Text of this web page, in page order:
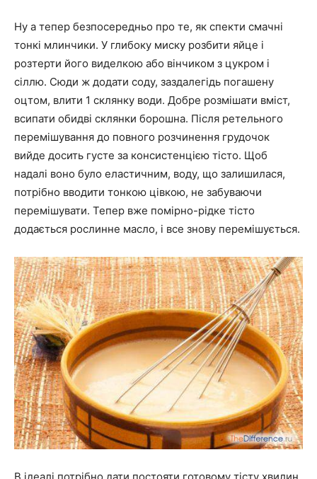
Ну а тепер безпосередньо про те, як спекти смачні
тонкі млинчики. У глибоку миску розбити яйце і
розтерти його виделкою або вінчиком з цукром і
сіллю. Сюди ж додати соду, заздалегідь погашену
оцтом, влити 1 склянку води. Добре розмішати вміст,
всипати обидві склянки борошна. Після ретельного
перемішування до повного розчинення грудочок
вийде досить густе за консистенцією тісто. Щоб
надалі воно було еластичним, воду, що залишилася,
потрібно вводити тонкою цівкою, не забуваючи
перемішувати. Тепер вже помірно-рідке тісто
додається рослинне масло, і все знову перемішується.